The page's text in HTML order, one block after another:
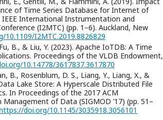
of Time Series Database for Internet of
IEEE International Instrumentation and
(I2MTC) (pp. 1–6). Auckland, New
10.1109/I2MTC.2019.8826829
B., & Liu, Y. (2023). Apache IoTDB: A Time
Proceedings of the VLDB Endowment,
10.14778/3617837.3617870
B., Rosenblum, D. S., Liang, Y., Liang, X., &
Lake Store: A Hyperscale Distributed File
In Proceedings of the 2017 ACM
of Data (SIGMOD ’17) (pp. 51–
doi.org/10.1145/3035918.3056101